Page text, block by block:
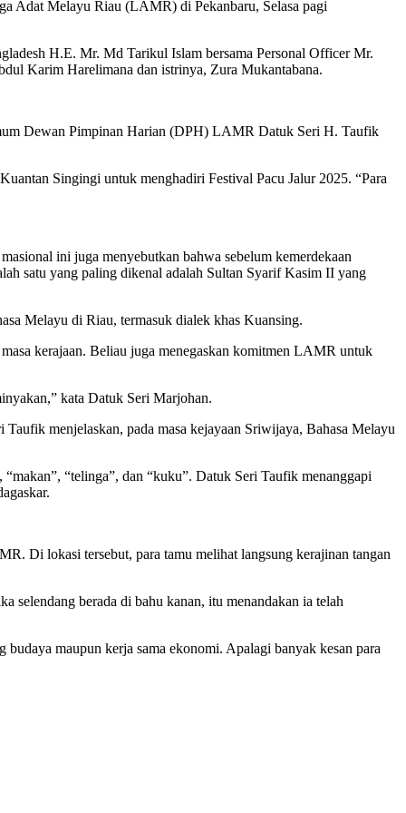
Adat Melayu Riau (LAMR) di Pekanbaru, Selasa pagi
H.E. Mr. Md Tarikul Islam bersama Personal Officer Mr.
Karim Harelimana dan istrinya, Zura Mukantabana.
Dewan Pimpinan Harian (DPH) LAMR Datuk Seri H. Taufik
Singingi untuk menghadiri Festival Pacu Jalur 2025. “Para
ini juga menyebutkan bahwa sebelum kemerdekaan
satu yang paling dikenal adalah Sultan Syarif Kasim II yang
Melayu di Riau, termasuk dialek khas Kuansing.
kerajaan. Beliau juga menegaskan komitmen LAMR untuk
kata Datuk Seri Marjohan.
menjelaskan, pada masa kejayaan Sriwijaya, Bahasa Melayu
“telinga”, dan “kuku”. Datuk Seri Taufik menanggapi
Di lokasi tersebut, para tamu melihat langsung kerajinan tangan
selendang berada di bahu kanan, itu menandakan ia telah
maupun kerja sama ekonomi. Apalagi banyak kesan para